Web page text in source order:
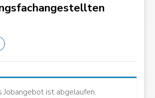
Jobangebot ist abgelaufen.